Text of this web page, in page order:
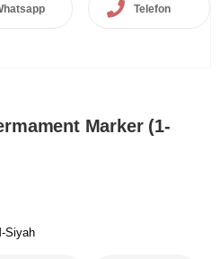
Telefon
Marker (1-
Siyah